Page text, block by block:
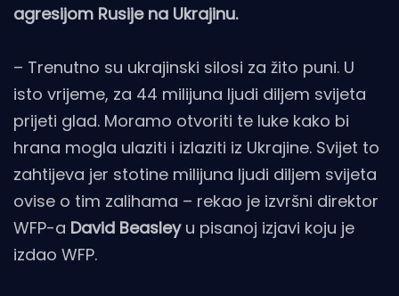
agresijom Rusije na Ukrajinu.
– Trenutno su ukrajinski silosi za žito puni. U
isto vrijeme, za 44 milijuna ljudi diljem svijeta
prijeti glad. Moramo otvoriti te luke kako bi
hrana mogla ulaziti i izlaziti iz Ukrajine. Svijet to
zahtijeva jer stotine milijuna ljudi diljem svijeta
ovise o tim zalihama – rekao je izvršni direktor
WFP-a David Beasleyu pisanoj izjavi koju je
izdao WFP.